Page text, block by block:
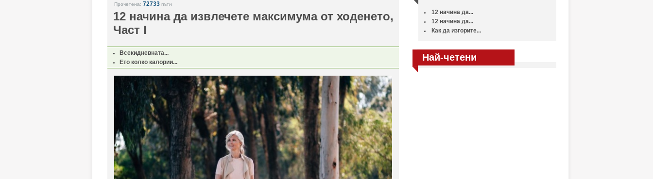
Прочетена: 72733пъти
12 начина да извлечете максимума от ходенето,
Част I
Всекидневната...
Ето колко калории...
12 начина да...
12 начина да...
Как да изгорите...
Най-четени